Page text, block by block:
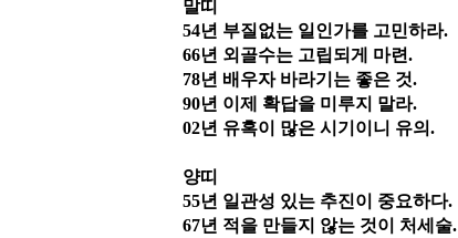
말띠
54년 부질없는 일인가를 고민하라.
66년 외골수는 고립되게 마련.
78년 배우자 바라기는 좋은 것.
90년 이제 확답을 미루지 말라.
02년 유혹이 많은 시기이니 유의 .
양띠
55년 일관성 있는 추진이 중요하다.
67년 적을 만들지 않는 것이 처세술.